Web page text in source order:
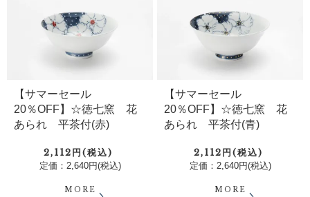
【サマーセール
20％OFF】☆徳七窯 花
あられ 平茶付(赤)
2,112円(税込)
定価：2,640円(税込)
MORE
【サマーセール
20％OFF】☆徳七窯 花
あられ 平茶付(青)
2,112円(税込)
定価：2,640円(税込)
MORE